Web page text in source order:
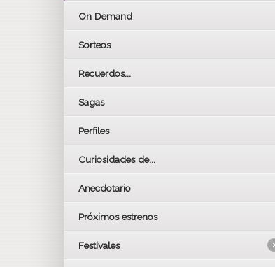
On Demand
Sorteos
Recuerdos...
Sagas
Perfiles
Curiosidades de...
Anecdotario
Próximos estrenos
Festivales